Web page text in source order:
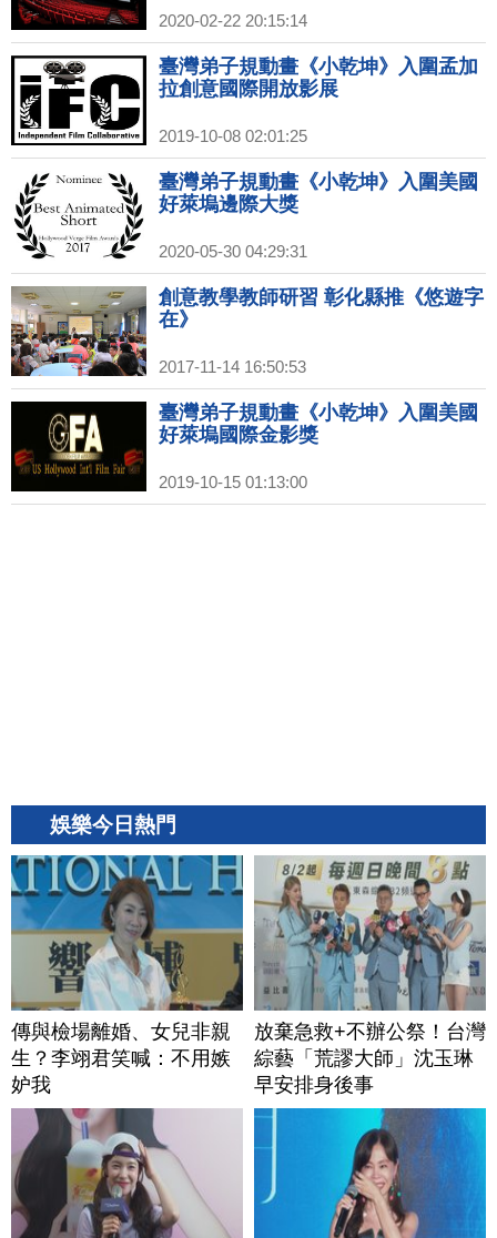
2020-02-22 20:15:14
臺灣弟子規動畫《小乾坤》入圍孟加
拉創意國際開放影展
2019-10-08 02:01:25
臺灣弟子規動畫《小乾坤》入圍美國
好萊塢邊際大獎
2020-05-30 04:29:31
創意教學教師研習 彰化縣推《悠遊字
在》
2017-11-14 16:50:53
臺灣弟子規動畫《小乾坤》入圍美國
好萊塢國際金影獎
2019-10-15 01:13:00
娛樂今日熱門
傳與檢場離婚、女兒非親
生？李翊君笑喊：不用嫉
妒我
放棄急救+不辦公祭！台灣
綜藝「荒謬大師」沈玉琳
早安排身後事